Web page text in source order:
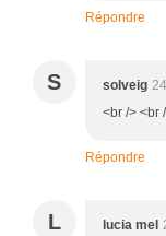
Répondre
S solveig
<br /> <br
Répondre
L lucia mel